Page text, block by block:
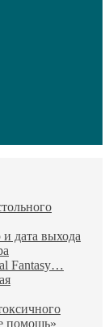
дата выхода
Fantasy…
помощь»